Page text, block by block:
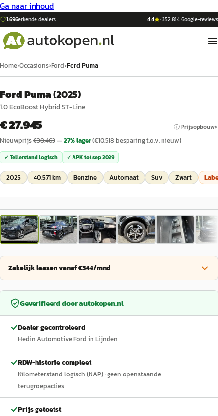
Ga naar inhoud
1.696erkende dealers 4,4 ·352.814Google-reviews
Home›Occasions›Ford›Ford Puma
Ford Puma(2025)
1.0 EcoBoost Hybrid ST-Line
€ 27.945 ⓘ Prijsopbouw
Nieuwprijs€38.463—27% lager(€10.518 besparing t.o.v. nieuw)
✓ Tellerstand logisch ✓ APK totsep 2029
2025 40.571 km Benzine Automaat Suv Zwart
1/27
Zakelijk leasen vanaf €344/mnd
Geverifieerd doorautokopen.nl
Dealer gecontroleerd
Hedin Automotive Ford in Lijnden
RDW-historie compleet
Kilometerstand logisch (NAP)· geen openstaande
terugroepacties
Prijs getoetst